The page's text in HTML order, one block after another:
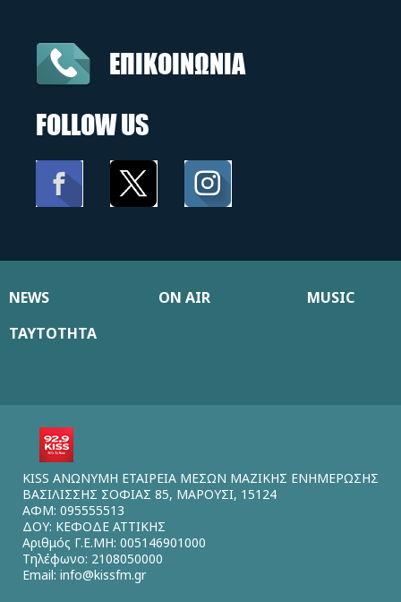
ΕΠΙΚΟΙΝΩΝΙΑ
FOLLOW US
NEWS ON AIR
MUSIC
ΤΑΥΤΟΤΗΤΑ
KISS ΑΝΩΝΥΜΗ ΕΤΑΙΡΕΙΑ ΜΕΣΩΝ ΜΑΖΙΚΗΣ ΕΝΗΜΕΡΩΣΗΣ
ΒΑΣΙΛΙΣΣΗΣ ΣΟΦΙΑΣ 85, ΜΑΡΟΥΣΙ, 15124
ΑΦΜ: 095555513
ΔΟΥ: ΚΕΦΟΔΕ ΑΤΤΙΚΗΣ
Αριθμός Γ.Ε.ΜΗ: 005146901000
Τηλέφωνο: 2108050000
Email: info@kissfm.gr